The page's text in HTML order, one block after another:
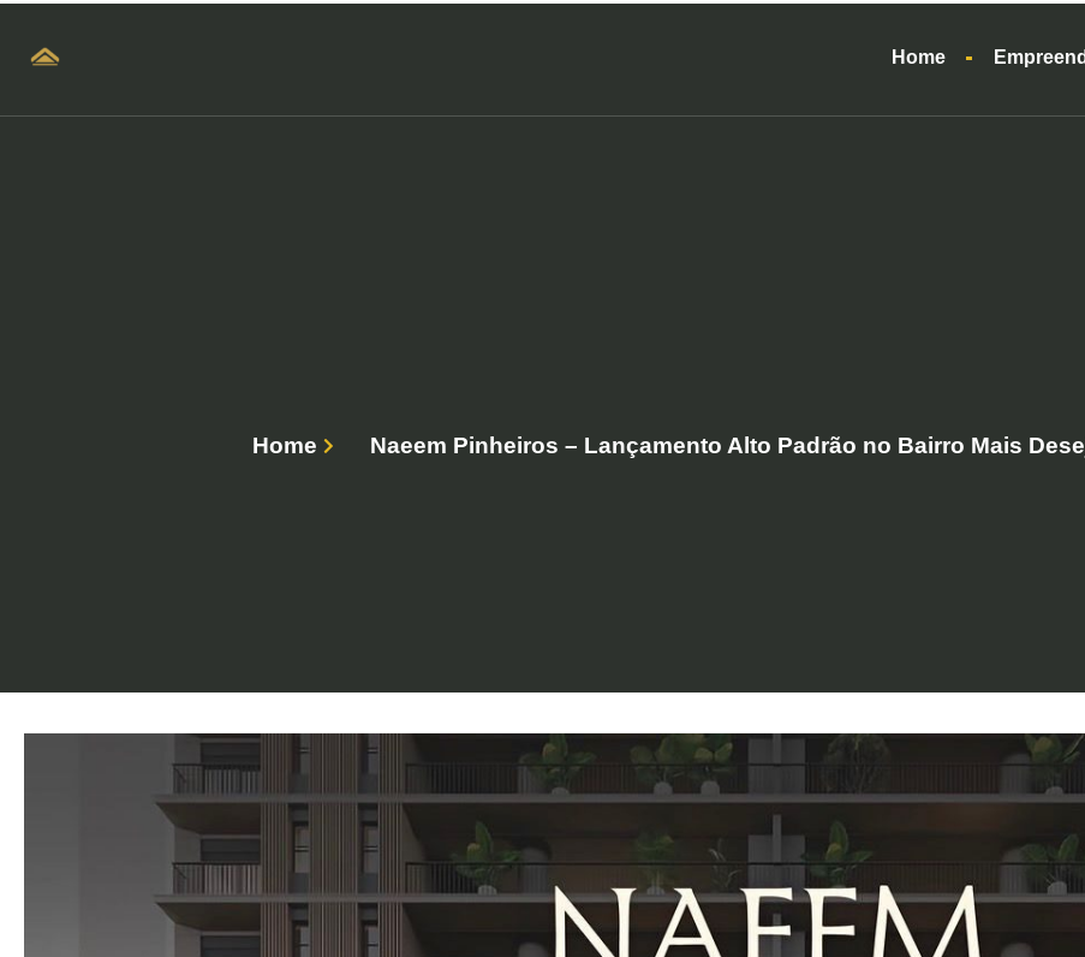
Home
Home Naeem Pinheiros – Lançamento Alto Padrão no Bairro Mais